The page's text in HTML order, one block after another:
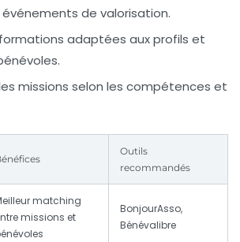
de valorisation.
adaptées aux profils et
missions selon les compétences et
Outils
recommandés
matching
missions et
BonjourAsso,
Bénévalibre